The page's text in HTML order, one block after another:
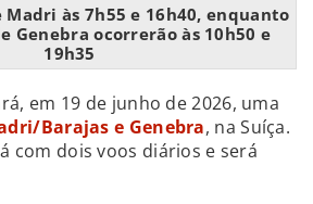
às 7h55 e 16h40, enquanto
Genebra ocorrerão às 10h50 e
19h35
em 19 de junho de 2026, uma
Barajas e Genebra, na Suíça.
com dois voos diários e será